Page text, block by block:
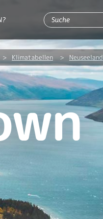
> Klimatabellen > Neuseeland